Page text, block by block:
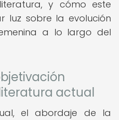
y cómo este
luz sobre la evolución
a lo largo del
actual
el abordaje de la